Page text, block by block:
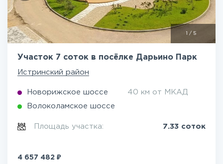
/ 5
Участок 7 соток в посёлке Дарьино Парк
Истринский район
Новорижское шоссе 40 км от МКАД
Волоколамское шоссе
Площадь участка: 7.33 соток
4 657 482 ₽